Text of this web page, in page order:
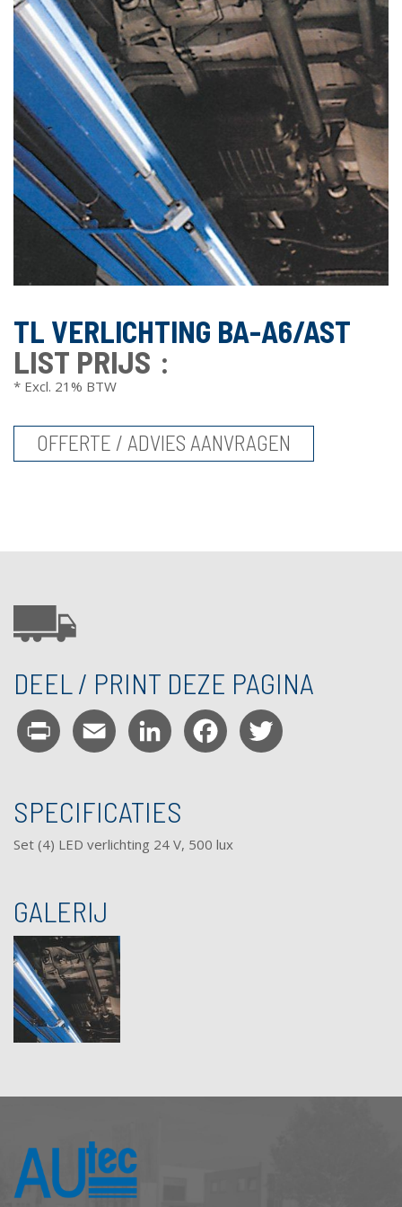
TL VERLICHTING BA-A6/AST
LIST PRIJS
* Excl. 21% BTW
OFFERTE / ADVIES AANVRAGEN
DEEL / PRINT DEZE PAGINA
Print Email LinkedInFacebook
SPECIFICATIES
Set (4) LED verlichting 24 V, 500 lux
GALERIJ